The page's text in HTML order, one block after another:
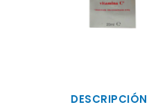
DESCRIPCIÓN